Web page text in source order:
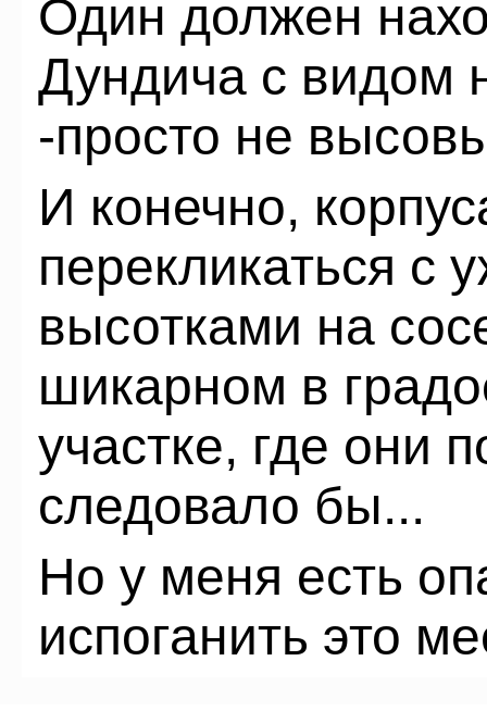
Один должен
Дундича с видом
-просто не
И конечно,
перекликаться с
высотками на
шикарном в
участке, где они
следовало бы...
Но у меня есть
испоганить это